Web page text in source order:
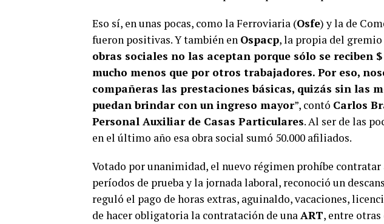
Eso sí, en unas pocas, como la Ferroviaria (Osfe) y la de
fueron positivas. Y también en Ospacp, la propia del gremio
obras sociales no las aceptan porque sólo se reciben
mucho menos que por otros trabajadores. Por eso,
compañeras las prestaciones básicas, quizás sin las
puedan brindar con un ingreso mayor”, contó Carlos
Personal Auxiliar de Casas Particulares. Al ser de las
en el último año esa obra social sumó 50.000 afiliados.
Votado por unanimidad, el nuevo régimen prohíbe
períodos de prueba y la jornada laboral, reconoció un
reguló el pago de horas extras, aguinaldo, vacaciones,
de hacer obligatoria la contratación de unaART, entre otras